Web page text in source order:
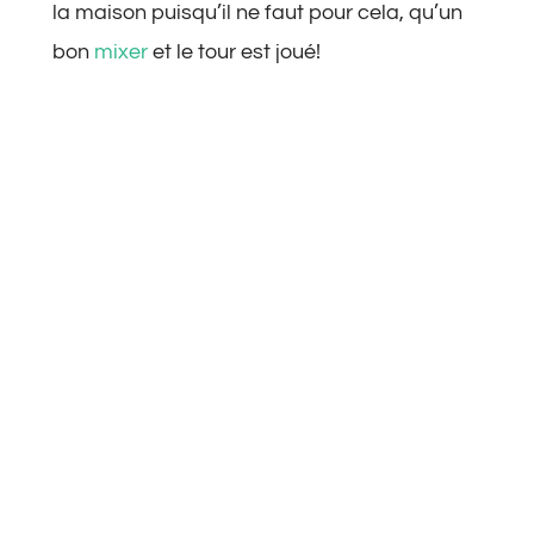
la maison puisqu’il ne faut pour cela, qu’un
bon mixer et le tour est joué!